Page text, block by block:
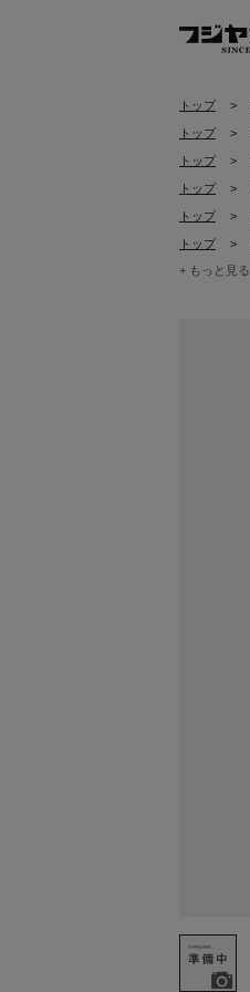
トップ >
トップ >
トップ >
トップ >
トップ >
トップ >
+ もっと見る